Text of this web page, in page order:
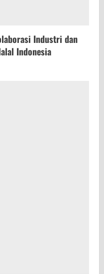
Industri dan
Indonesia